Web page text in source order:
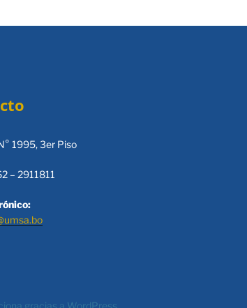
1995, 3er Piso
– 2911811
gracias a WordPress